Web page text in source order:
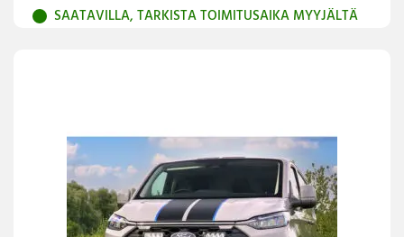
SAATAVILLA, TARKISTA TOIMITUSAIKA MYYJÄLTÄ